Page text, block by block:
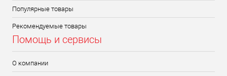
Популярные товары
Рекомендуемые товары
Помощь и сервисы
О компании